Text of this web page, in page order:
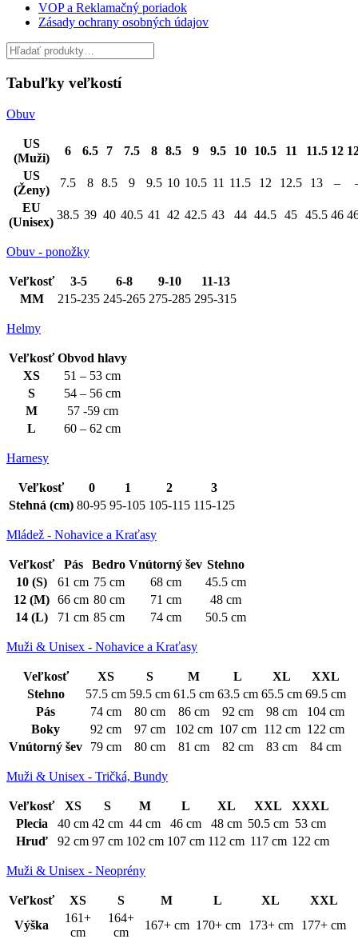
VOP a Reklamačný poriadok
Zásady ochrany osobných údajov
Tabuľky veľkostí
Obuv
US
(Muži)
6 6.5 7 7.5 8 8.5 9 9.5 10 10.5 11 11.5 12
US
(Ženy)
7.5 8 8.5 9 9.5 10 10.5 11 11.5 12 12.5 13 –
EU
(Unisex)
38.5 39 40 40.5 41 42 42.5 43 44 44.5 45 45.5 46
Obuv - ponožky
Veľkosť 3-5 6-8 9-10
11-13
MM
215-235 245-265 275-285 295-315
Helmy
Veľkosť Obvod hlavy
XS
51 – 53 cm
S
54 – 56 cm
M
57 -59 cm
L
60 – 62 cm
Harnesy
Veľkosť 0 1 2
3
Stehná (cm) 80-95 95-105 105-115 115-125
Mládež - Nohavice a Kraťasy
Veľkosť Pás Bedro Vnútorný šev Stehno
10 (S)
61 cm 75 cm 68 cm
45.5 cm
12 (M) 66 cm 80 cm 71 cm
48 cm
14 (L)
71 cm 85 cm 74 cm 50.5 cm
Muži & Unisex - Nohavice a Kraťasy
Veľkosť XS S M L XL
XXL
Stehno
57.5 cm 59.5 cm 61.5 cm 63.5 cm 65.5 cm 69.5 cm
Pás
74 cm 80 cm 86 cm 92 cm 98 cm
104 cm
Boky
92 cm 97 cm 102 cm 107 cm 112 cm 122 cm
Vnútorný šev
79 cm 80 cm 81 cm 82 cm 83 cm 84 cm
Muži & Unisex - Tričká, Bundy
Veľkosť XS S M L XL XXL
XXXL
Plecia
40 cm 42 cm 44 cm 46 cm 48 cm 50.5 cm 53 cm
Hruď
92 cm 97 cm 102 cm 107 cm 112 cm 117 cm 122 cm
Muži & Unisex - Neoprény
Veľkosť XS S M L XL
XXL
Výška
161+
cm
164+
cm
167+ cm 170+ cm 173+ cm
177+ cm